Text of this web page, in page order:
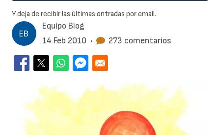
Equipo Blog
14 Feb 2010 • 273 comentarios
Y deja de recibir las últimas entradas por email.